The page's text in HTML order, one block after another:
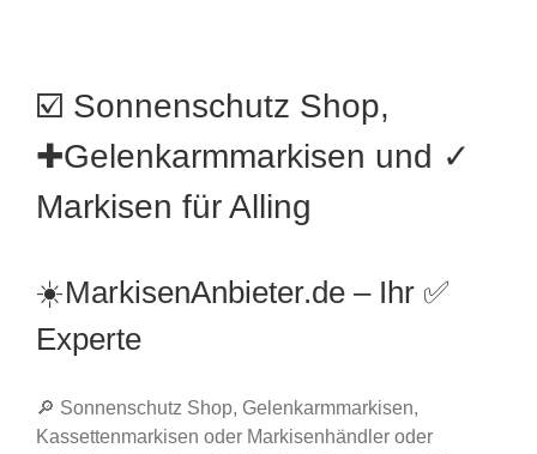
☑️ Sonnenschutz Shop,
✚Gelenkarmmarkisen und ✓
Markisen für Alling
☀️MarkisenAnbieter.de – Ihr ✅
Experte
🔎 Sonnenschutz Shop, Gelenkarmmarkisen,
Kassettenmarkisen oder Markisenhändler oder